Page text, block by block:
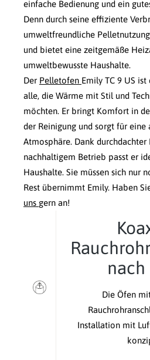
einfache Bedienung und ein
Denn durch seine effiziente
umweltfreundliche
und bietet eine zeitgemäße
umweltbewusste Haushalte.
Der Pelletofen Emily TC 9 US
alle, die Wärme mit Stil und
möchten. Er bringt Komfort in
der Reinigung und sorgt für eine
Atmosphäre. Dank durchdachter
nachhaltigem Betrieb passt er
Haushalte. Sie müssen sich nur
Rest übernimmt Emily. Haben
uns gern an!
nach
Die Öfen
Installation mit